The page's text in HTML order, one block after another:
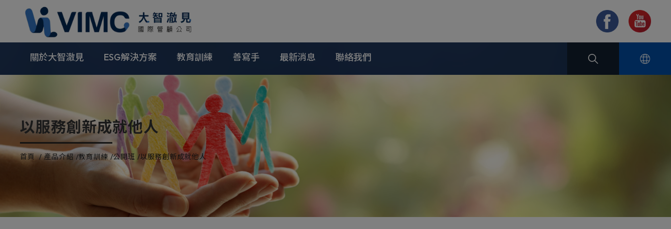
關於大智澈見 ESG解決方案 教育訓練 善寫手 最新消息 聯絡我們
以服務創新成就他人
首頁 產品介紹 教育訓練 公開班 以服務創新成就他人
Cookie管理面板